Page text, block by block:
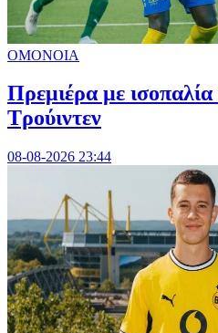
ΟΜΟΝΟΙΑ
Πρεμιέρα με ισοπαλία
Τρούιντεν
08-08-2026 23:44